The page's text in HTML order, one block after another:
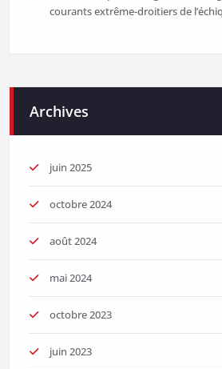
courants extrême-droitiers de
Archives
juin 2025
octobre 2024
août 2024
mai 2024
octobre 2023
juin 2023